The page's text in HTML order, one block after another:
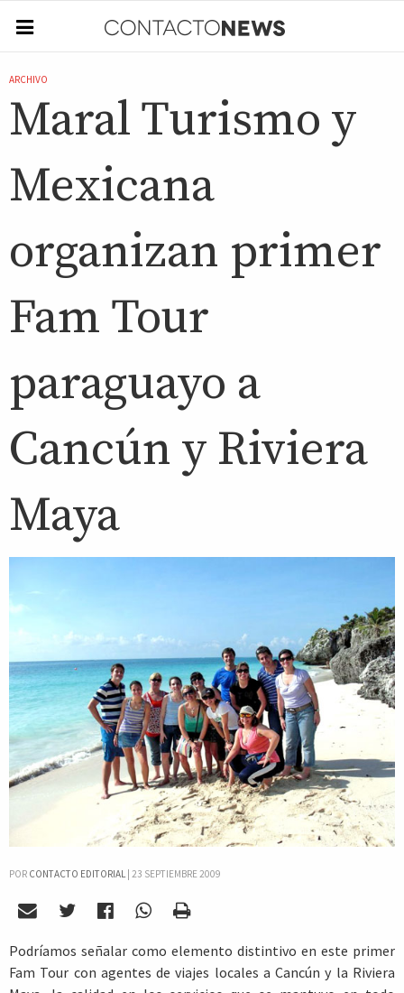
ARCHIVO
Maral Turismo y
Mexicana
organizan primer
Fam Tour
paraguayo a
Cancún y Riviera
Maya
POR CONTACTO EDITORIAL| 23 SEPTIEMBRE 2009
Podríamos señalar como elemento distintivo en este primer
Fam Tour con agentes de viajes locales a Cancún y la Riviera